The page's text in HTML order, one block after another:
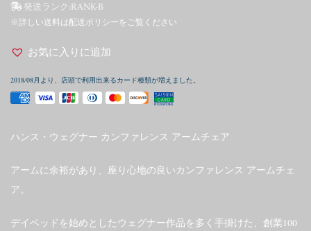
発送ランク: RANK-B
※詳しい送料は配送ポリシーをご覧ください
お気に入りに追加
2018/08月より、店頭で利用出来るカード種類が増えました。
ハンス・ウェグナー カンファレンス アームチェア
アームに余裕があり、座り心地の良いカンファレンス アームチェ
ア。
デイベッドを始めとしたウェグナー作品を多く手掛けた、創業100